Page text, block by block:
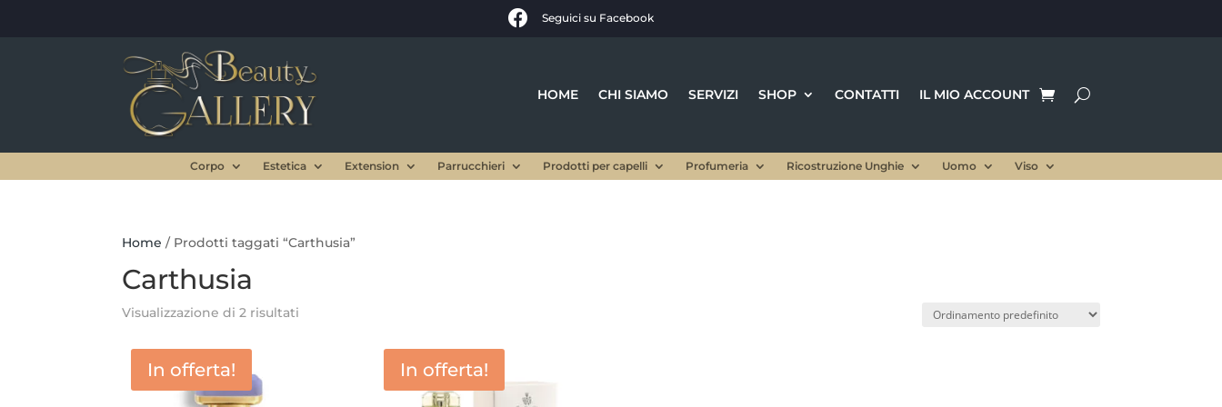
 Seguici su Facebook
HOME CHI SIAMO SERVIZI SHOP CONTATTI IL MIO ACCOUNT
Corpo Estetica Extension Parrucchieri Prodotti per capelli Profumeria Ricostruzione Unghie Uomo Viso
Home / Prodotti taggati “Carthusia”
Carthusia
Visualizzazione di 2 risultati
In offerta! In offerta!